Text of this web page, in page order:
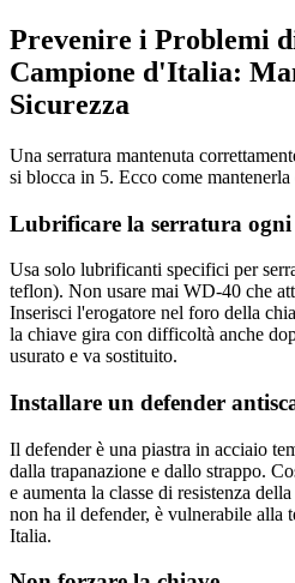
Prevenire i Problemi
Campione d'Italia:
Sicurezza
Una serratura mantenuta
si blocca in 5. Ecco come
Lubrificare la serratura ogni
Usa solo lubrificanti specifici per
teflon). Non usare mai WD-40 che
Inserisci l'erogatore nel foro della
la chiave gira con difficoltà anche
usurato e va sostituito.
Installare un defender
Il defender è una piastra in acciaio
dalla trapanazione e dallo strappo.
e aumenta la classe di resistenza
non ha il defender, è vulnerabile alla
Italia.